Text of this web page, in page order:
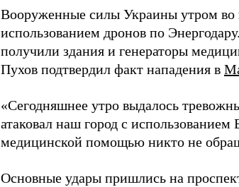
Вооруженные силы Украины утром во
использованием дронов по
получили здания и генераторы
Пухов подтвердил факт нападения в
«Сегодняшнее утро выдалось
атаковал наш город с
медицинской помощью никто не
Основные удары пришлись на